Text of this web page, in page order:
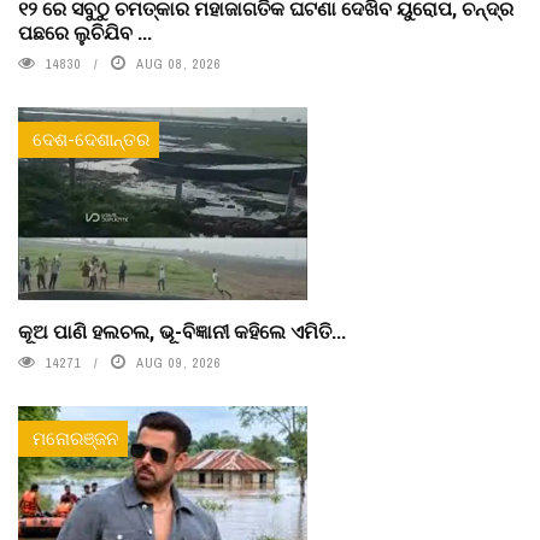
୧୨ ରେ ସବୁଠୁ ଚମତ୍କାର ମହାଜାଗତିକ ଘଟଣା ଦେଖିବ ୟୁରୋପ, ଚନ୍ଦ୍ର
ପଛରେ ଲୁଚିଯିବ ...
14830 AUG 08, 2026
ଦେଶ-ଦେଶାନ୍ତର
କୂଅ ପାଣି ହଲଚଲ, ଭୂ-ବିଜ୍ଞାନୀ କହିଲେ ଏମିତି...
14271 AUG 09, 2026
ମନୋରଞ୍ଜନ